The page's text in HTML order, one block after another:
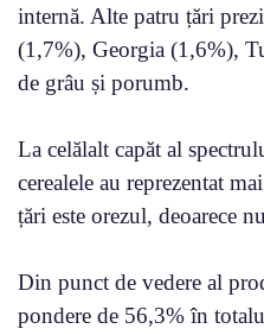
internă. Alte patru țări
(1,7%), Georgia (1,6%),
de grâu și porumb.
La celălalt capăt al
cerealele au reprezentat
țări este orezul, deoarece
Din punct de vedere al
pondere de 56,3% în